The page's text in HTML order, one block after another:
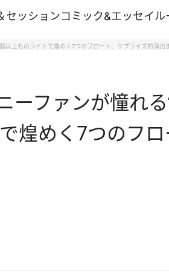
セッションコミック&エッセイル
上ものライトで煌めく7つのフロート、サプライズ的演出
ーファンが憧れ
煌めく7つのフ